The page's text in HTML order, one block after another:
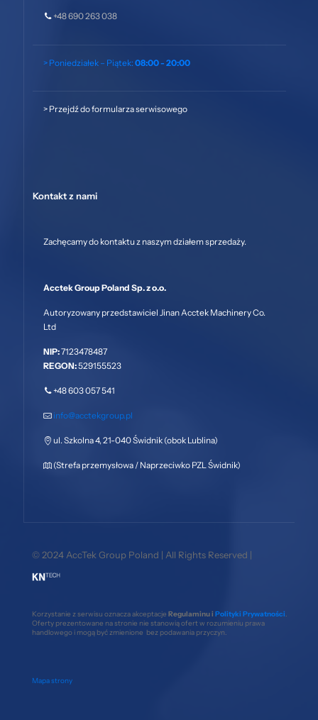
+48 690 263 038
> Poniedziałek – Piątek: 08:00 - 20:00
> Przejdź do formularza serwisowego
Kontakt z nami
Zachęcamy do kontaktu z naszym działem sprzedaży.
Acctek Group Poland Sp. z o.o.
Autoryzowany przedstawiciel Jinan Acctek Machinery Co.
Ltd
NIP:7123478487
REGON:529155523
+48 603 057 541
info@acctekgroup.pl
ul. Szkolna 4, 21-040 Świdnik (obok Lublina)
(Strefa przemysłowa / Naprzeciwko PZL Świdnik)
© 2024 AccTek Group Poland | All Rights Reserved |
Korzystanie z serwisu oznacza akceptacje Regulaminu i Polityki Prywatności
Oferty prezentowane na stronie nie stanowią ofert w rozumieniu prawa
handlowego i mogą być zmienione bez podawania przyczyn.
Mapa strony